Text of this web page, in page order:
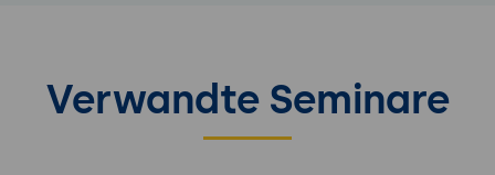
Verwandte Seminare